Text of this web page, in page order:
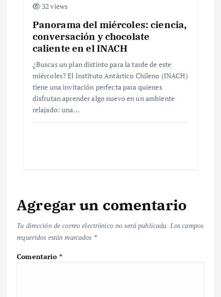
32 views
Panorama del miércoles: ciencia,
conversación y chocolate
caliente en el INACH
¿Buscas un plan distinto para la tarde de este
miércoles? El Instituto Antártico Chileno (INACH)
tiene una invitación perfecta para quienes
disfrutan aprender algo nuevo en un ambiente
relajado: una…
Agregar un comentario
Tu dirección de correo electrónico no será publicada. Los campos
requeridos están marcados *
Comentario *